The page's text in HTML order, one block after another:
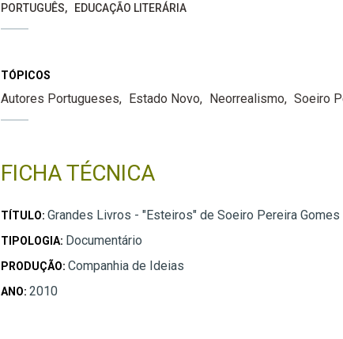
PORTUGUÊS
EDUCAÇÃO LITERÁRIA
TÓPICOS
Autores Portugueses Estado Novo Neorrealismo Soeiro
FICHA TÉCNICA
TÍTULO: Grandes Livros - "Esteiros" de Soeiro Pereira Gomes
TIPOLOGIA: Documentário
PRODUÇÃO: Companhia de Ideias
ANO: 2010